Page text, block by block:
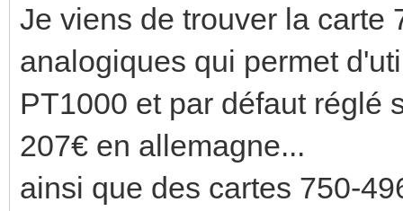
Je viens de trouver la carte
analogiques qui permet
PT1000 et par défaut réglé
207€ en allemagne...
ainsi que des cartes 750-